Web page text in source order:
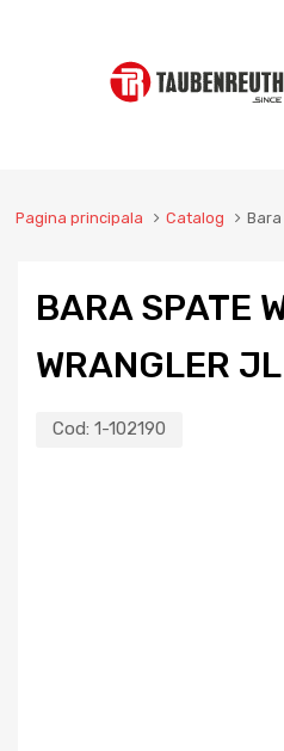
Pagina principala Catalog
BARA SPATE
WRANGLER JL
Cod: 1-102190